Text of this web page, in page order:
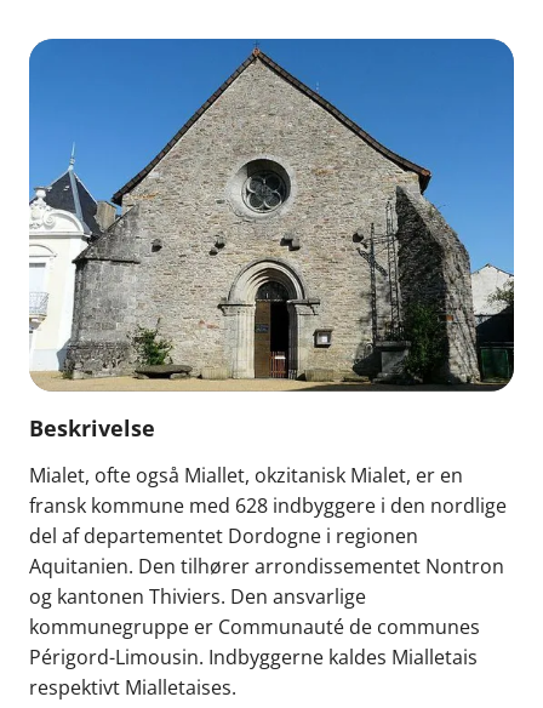
Beskrivelse
Mialet, ofte også Miallet, okzitanisk Mialet, er en
fransk kommune med 628 indbyggere i den nordlige
del af departementet Dordogne i regionen
Aquitanien. Den tilhører arrondissementet Nontron
og kantonen Thiviers. Den ansvarlige
kommunegruppe er Communauté de communes
Périgord-Limousin. Indbyggerne kaldes Mialletais
respektivt Mialletaises.